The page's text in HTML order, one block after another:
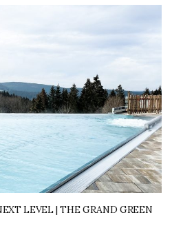
LEVEL | THE GRAND GREEN